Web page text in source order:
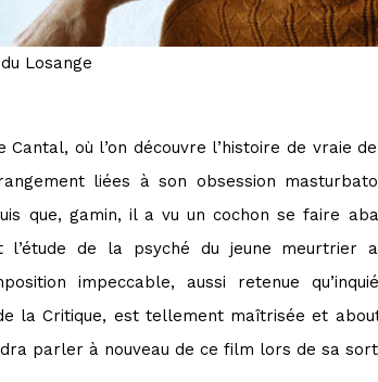
Losange
où l’on découvre l’histoire de vraie de
liées à son obsession
que, gamin, il a vu un cochon se faire
l’étude de la psyché du jeune meurtrier
impeccable, aussi retenue
la Critique, est tellement maîtrisée et
parler à nouveau de ce film lors de sa